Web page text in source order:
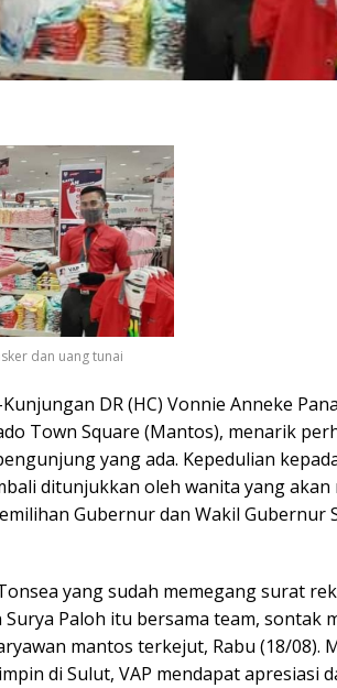
dan uang tunai
DR (HC) Vonnie Anneke
Town Square (Mantos), menarik
yang ada. Kepedulian
ditunjukkan oleh wanita yang akan
Gubernur dan Wakil Gubernur
yang sudah memegang surat
Paloh itu bersama team, sontak
mantos terkejut, Rabu (18/08).
di Sulut, VAP mendapat apresiasi